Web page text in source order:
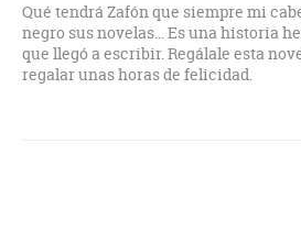
Qué tendrá Zafón que siempre mi
negro sus novelas... Es una historia
que llegó a escribir. Regálale esta
regalar unas horas de felicidad.